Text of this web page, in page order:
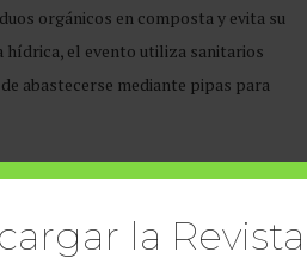
orgánicos en composta y evita su
hídrica, el evento utiliza sanitarios
abastecerse mediante pipas para
de transporte individual, así como
y la huella ambiental del
la